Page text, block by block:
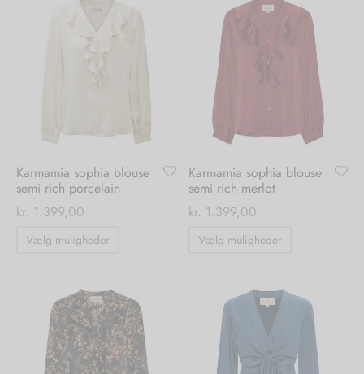
flere
varianter.
varesiden
flere
varianter.
vælges
varesiden
Karmamia sophia blouse
semi rich porcelain
kr. 1.399,00
Vælg muligheder
flere
varianter.
Mulighederne
kan
Karmamia sophia blouse
semi rich merlot
kr. 1.399,00
Vælg muligheder
flere
varianter.
kan